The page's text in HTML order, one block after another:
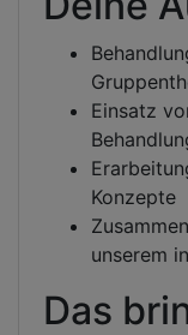
Einsatz
Konzepte
unserem
Das